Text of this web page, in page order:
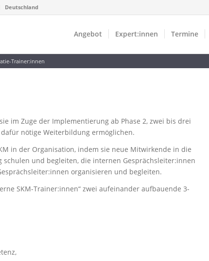
Deutschland
Angebot Expert:innen Termine
Trainer:innen
im Zuge der Implementierung ab Phase 2, zwei bis drei
nötige Weiterbildung ermöglichen.
in der Organisation, indem sie neue Mitwirkende in die
und begleiten, die internen Gesprächsleiter:innen
organisieren und begleiten.
SKM-Trainer:innen“ zwei aufeinander aufbauende 3-